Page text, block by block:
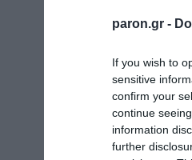
paron.gr -
If you wish to
sensitive
confirm your
continue
information
further